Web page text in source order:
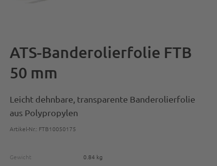
ATS-Banderolierfolie FTB
50 mm
Leicht dehnbare, transparente Banderolierfolie
aus Polypropylen
Artikel-Nr.: FTB10050175
Gewicht
0.84 kg